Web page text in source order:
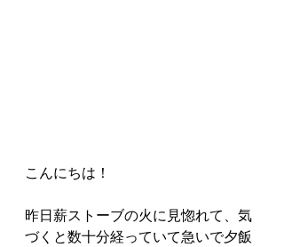
こんにちは！
昨日薪ストーブの火に見惚れて、気
づくと数十分経っていて急いで夕飯